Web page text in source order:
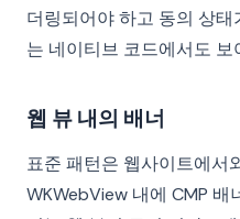
더링되어야 하고 동의 상
는 네이티브 코드에서도
웹 뷰 내의 배너
표준 패턴은 웹사이트에서
WKWebView 내에 CMP 배